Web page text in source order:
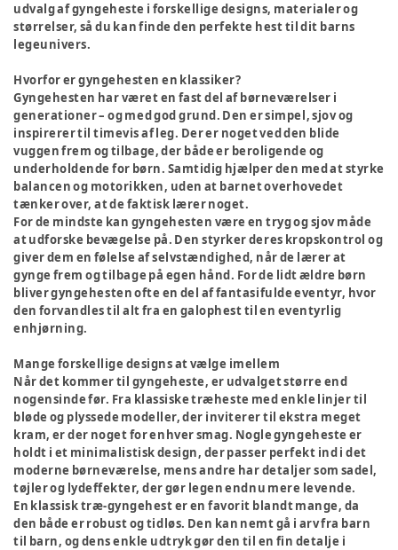
udvalg af gyngeheste i forskellige designs, materialer og
størrelser, så du kan finde den perfekte hest til dit barns
legeunivers.
Hvorfor er gyngehesten en klassiker?
Gyngehesten har været en fast del af børneværelser i
generationer – og med god grund. Den er simpel, sjov og
inspirerer til timevis af leg. Der er noget ved den blide
vuggen frem og tilbage, der både er beroligende og
underholdende for børn. Samtidig hjælper den med at styrke
balancen og motorikken, uden at barnet overhovedet
tænker over, at de faktisk lærer noget.
For de mindste kan gyngehesten være en tryg og sjov måde
at udforske bevægelse på. Den styrker deres kropskontrol og
giver dem en følelse af selvstændighed, når de lærer at
gynge frem og tilbage på egen hånd. For de lidt ældre børn
bliver gyngehesten ofte en del af fantasifulde eventyr, hvor
den forvandles til alt fra en galophest til en eventyrlig
enhjørning.
Mange forskellige designs at vælge imellem
Når det kommer til gyngeheste, er udvalget større end
nogensinde før. Fra klassiske træheste med enkle linjer til
bløde og plyssede modeller, der inviterer til ekstra meget
kram, er der noget for enhver smag. Nogle gyngeheste er
holdt i et minimalistisk design, der passer perfekt ind i det
moderne børneværelse, mens andre har detaljer som sadel,
tøjler og lydeffekter, der gør legen endnu mere levende.
En klassisk træ-gyngehest er en favorit blandt mange, da
den både er robust og tidløs. Den kan nemt gå i arv fra barn
til barn, og dens enkle udtryk gør den til en fin detalje i